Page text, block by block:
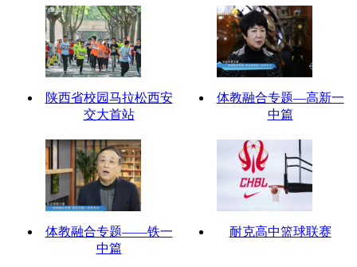
陕西省校园马拉松西安
交大首站
体教融合专题—高新一
中篇
体教融合专题——铁一
中篇
耐克高中篮球联赛